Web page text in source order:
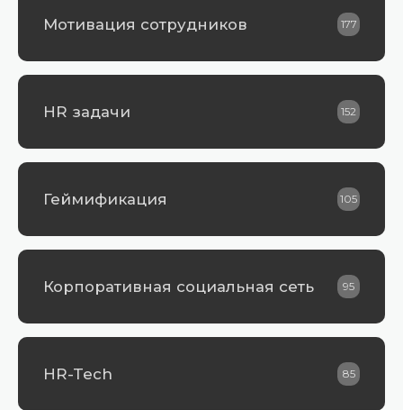
Мотивация сотрудников 177
HR задачи 152
Геймификация 105
Корпоративная социальная сеть 95
HR-Tech 85